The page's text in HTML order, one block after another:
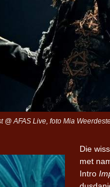
@ AFAS Live, foto Mia
Die
met
Intro